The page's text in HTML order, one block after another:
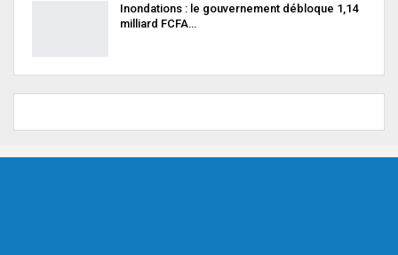
Inondations : le gouvernement débloque 1,14
milliard FCFA…